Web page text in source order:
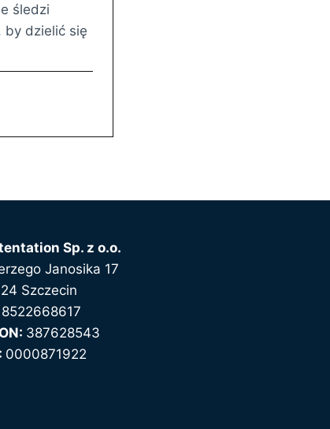
śledzi
by dzielić się
Sp. z o.o.
Janosika 17
Szczecin
8522668617
387628543
0000871922